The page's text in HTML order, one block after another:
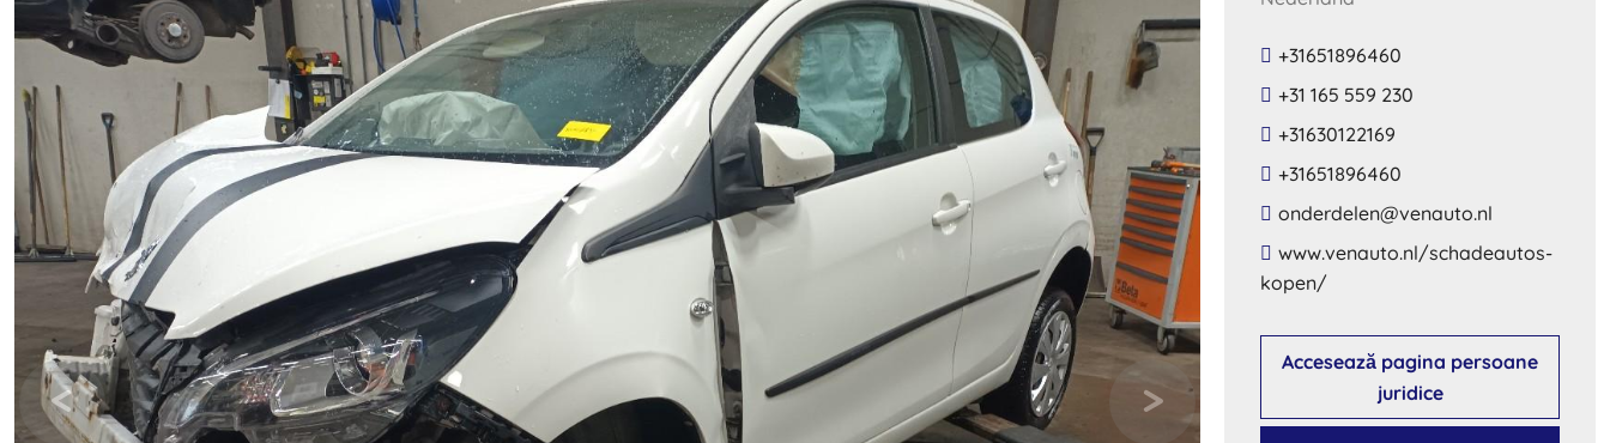
+31651896460
+31 165 559 230
+31630122169
+31651896460
​onderdelen​@​venauto​.​nl​
​www​.​venauto​.​nl​/​schadeautos​-​
kopen​/
Accesează pagina persoane
juridice